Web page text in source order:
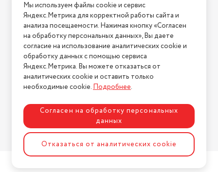
Условия возврата
Нашли ошибку на сайте? Напишите нам
2026 © Интернет-магазин "АстМаркет". У нас есть всё!
Политика конфиденциальности
Разработка сайтаASTDESIGN
Мы используем файлы cookie и сервис
Яндекс.Метрика для корректной работы сайта и
анализа посещаемости. Нажимая кнопку «Согласен
на обработку персональных данных», Вы даете
согласие на использование аналитических cookie и
обработку данных с помощью сервиса
Яндекс.Метрика. Вы можете отказаться от
аналитических cookie и оставить только
необходимые cookie.Подробнее.
Согласен на обработку персональных
данных
Отказаться от аналитических cookie